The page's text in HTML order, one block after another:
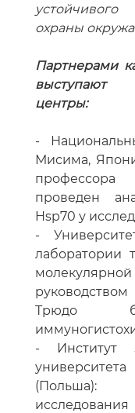
охраны
Партнерами
выступают
центры:
-
Мисима,
профессора
проведен
Hsp70 у
-
лаборатории
Трюдо
- Институт
(Польша):